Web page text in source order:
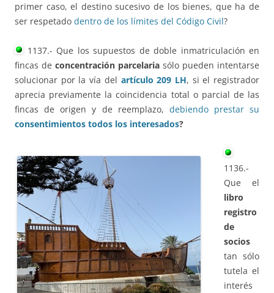
primer caso, el destino sucesivo de los bienes, que ha de
ser respetado dentro de los límites del Código Civil?
1137.- Que los supuestos de doble inmatriculación en
fincas de concentración parcelaria sólo pueden intentarse
solucionar por la vía del artículo 209 LH, si el registrador
aprecia previamente la coincidencia total o parcial de las
fincas de origen y de reemplazo, debiendo prestar su
consentimientos todos los interesados?
1136.-
Que el
libro
registro
de
socios
tan sólo
tutela el
interés